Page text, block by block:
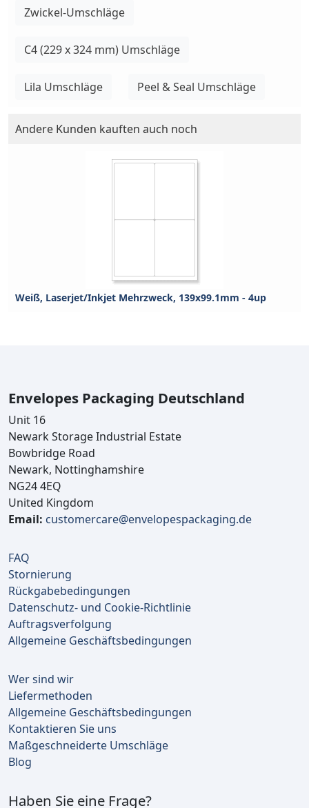
Zwickel-Umschläge
C4 (229 x 324 mm) Umschläge
Lila Umschläge Peel & Seal Umschläge
Andere Kunden kauften auch noch
Weiß, Laserjet/Inkjet Mehrzweck, 139x99.1mm - 4up
Envelopes Packaging Deutschland
Unit 16
Newark Storage Industrial Estate
Bowbridge Road
Newark, Nottinghamshire
NG24 4EQ
United Kingdom
Email: customercare@envelopespackaging.de
FAQ
Stornierung
Rückgabebedingungen
Datenschutz- und Cookie-Richtlinie
Auftragsverfolgung
Allgemeine Geschäftsbedingungen
Wer sind wir
Liefermethoden
Allgemeine Geschäftsbedingungen
Kontaktieren Sie uns
Maßgeschneiderte Umschläge
Blog
Haben Sie eine Frage?